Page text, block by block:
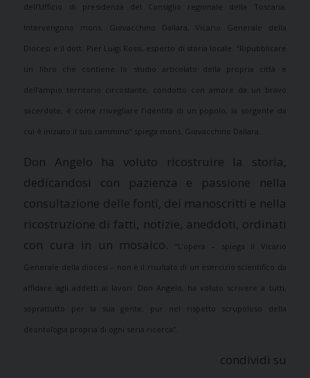
dell’Ufficio di presidenza del Consiglio regionale della Toscana.
Intervengono mons. Giovacchino Dallara, Vicario Generale della
Diocesi e il dott. Pier Luigi Rossi, esperto di storia locale. “Ripubblicare
un libro che contiene lo studio articolato della propria città e
dell’ampio territorio circostante, condotto con amore da un bravo
sacerdote, è come risvegliare l’identità di un popolo, la sorgente da
cui è iniziato il suo cammino” spiega mons. Giovacchino Dallara.
Don Angelo ha voluto ricostruire la storia,
dedicandosi con pazienza e passione nella
consultazione delle fonti, dei manoscritti e nella
ricostruzione di fatti, notizie, aneddoti, ordinati
con cura in un mosaico.
“L’opera – spiega il Vicario
Generale della diocesi – non è il risultato di un esercizio scientifico da
affidare agli addetti ai lavori. Don Angelo, ha voluto scrivere a tutti,
soprattutto per la sua gente, pur nel rispetto scrupoloso della
deontologia propria di ogni seria ricerca”.
condividi su